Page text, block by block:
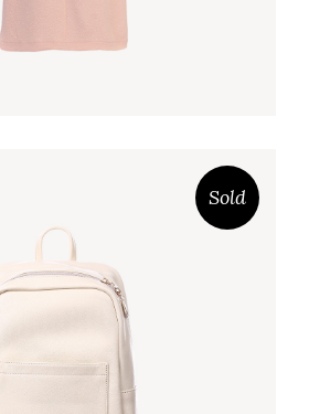
Sold
SATIN SHOES